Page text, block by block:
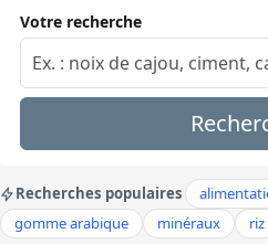
Votre recherche
Recherches populaires
gomme arabique
minéraux riz